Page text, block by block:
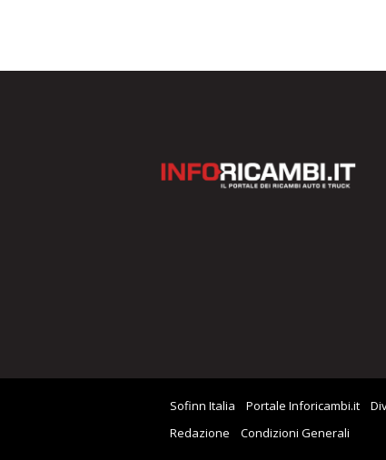
Sofinn Italia Portale Inforicambi.it
Redazione
Condizioni Generali